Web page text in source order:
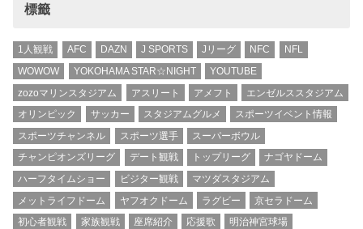
標籤
1人観戦 AFC DAZN J SPORTS Jリーグ NFC
NFL
WOWOW
YOKOHAMA STAR☆NIGHT
YOUTUBE
zozoマリンスタジアム
アスリート アメフト
エンゼルススタジアム
オリンピック
サッカー スタジアムグルメ
スポーツイベント情報
スポーツチャンネル
スポーツ選手
スーパーボウル
チャンピオンズリーグ
デート観戦 トップリーグ
ナゴヤドーム
ハーフタイムショー
ビジター観戦
マツダスタジアム
メットライフドーム
ヤフオクドーム ラグビー
京セラドーム
初心者観戦
家族観戦 座席紹介 応援歌
明治神宮球場